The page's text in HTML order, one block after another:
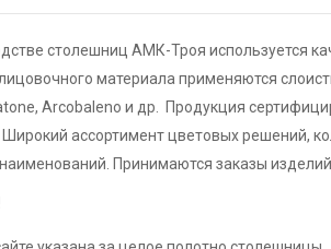
столешниц АМК-Троя используется
материала применяются
Arcobaleno и др. Продукция
ассортимент цветовых решений,
Принимаются заказы